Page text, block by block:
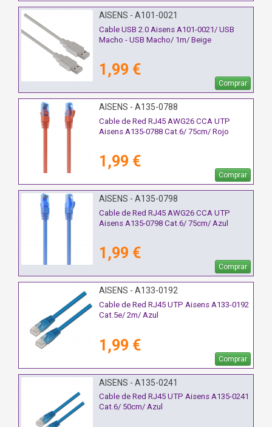
AISENS - A101-0021
Cable USB 2.0 Aisens A101-0021/ USB
Macho - USB Macho/ 1m/ Beige
1,99 €
Comprar
AISENS - A135-0788
Cable de Red RJ45 AWG26 CCA UTP
Aisens A135-0788 Cat.6/ 75cm/ Rojo
1,99 €
Comprar
AISENS - A135-0798
Cable de Red RJ45 AWG26 CCA UTP
Aisens A135-0798 Cat.6/ 75cm/ Azul
1,99 €
Comprar
AISENS - A133-0192
Cable de Red RJ45 UTP Aisens A133-0192
Cat.5e/ 2m/ Azul
1,99 €
Comprar
AISENS - A135-0241
Cable de Red RJ45 UTP Aisens A135-0241
Cat.6/ 50cm/ Azul